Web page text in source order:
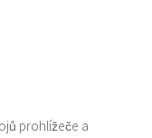
prohlížeče a